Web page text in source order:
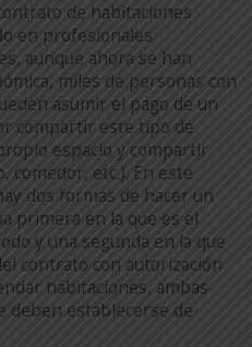
de habitaciones
en profesionales
aunque ahora se han
miles de personas con
asumir el pago de un
compartir este tipo de
espacio y compartir
comedor, etc.). En este
dos formas de hacer un
primera en la que es el
y una segunda en la que
contrato con autorización
habitaciones, ambas
deben establecerse de